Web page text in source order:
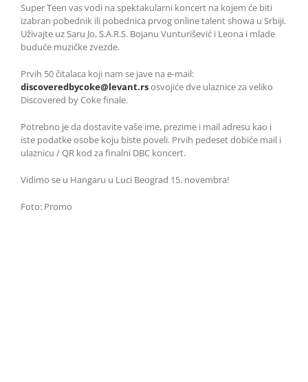
Super Teen vas vodi na spektakularni koncert na kojem će biti
izabran pobednik ili pobednica prvog online talent showa u Srbiji.
Uživajte uz Saru Jo, S.A.R.S. Bojanu Vunturišević i Leona i mlade
buduće muzičke zvezde.
Prvih 50 čitalaca koji nam se jave na e-mail:
discoveredbycoke@levant.rsosvojiće dve ulaznice za veliko
Discovered by Coke finale.
Potrebno je da dostavite vaše ime, prezime i mail adresu kao i
iste podatke osobe koju biste poveli. Prvih pedeset dobiće mail i
ulaznicu / QR kod za finalni DBC koncert.
Vidimo se u Hangaru u Luci Beograd 15. novembra!
Foto: Promo